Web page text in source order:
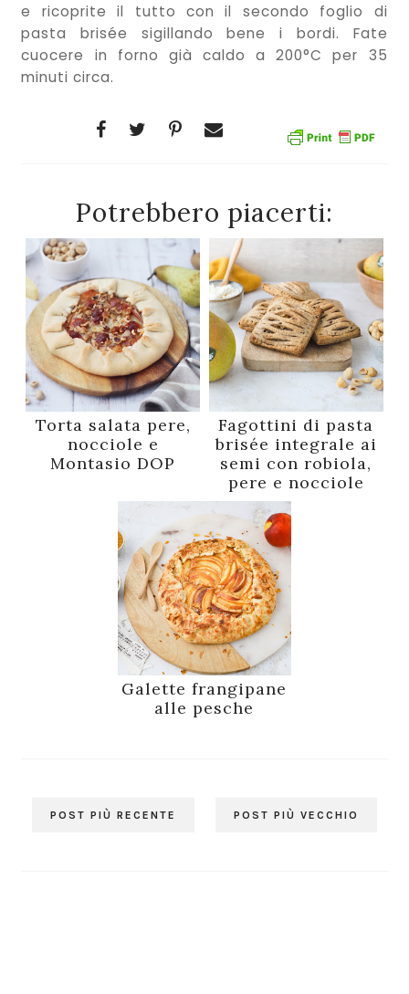
e ricoprite il tutto con il secondo foglio di
pasta brisée sigillando bene i bordi. Fate
cuocere in forno già caldo a 200°C per 35
minuti circa.
Potrebbero piacerti:
Torta salata pere,
nocciole e
Montasio DOP
Fagottini di pasta
brisée integrale ai
semi con robiola,
pere e nocciole
Galette frangipane
alle pesche
POST PIÙ RECENTE POST PIÙ VECCHIO